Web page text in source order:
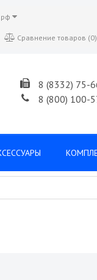
Сравнение товаров (0)
8 (8332) 75-
8 (800) 100-